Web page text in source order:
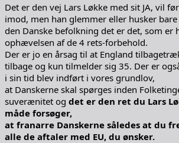
Det er den vej Lars Løkke med sit JA, vil
imod, men han glemmer eller husker
den Danske befolkning det er det, som er
ophævelsen af de 4 rets-forbehold.
Der er jo en årsag til at England
tilbage og kun tilmelder sig 35. Der er
i sin tid blev indført i vores grundlov,
at Danskerne skal spørges inden
suverænitet og det er den ret du Lars
måde forsøger,
at franarre Danskerne således at du
alle de aftaler med EU, du ønsker.